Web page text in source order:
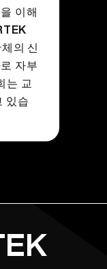
이해
의 신
자부
는 교
있습